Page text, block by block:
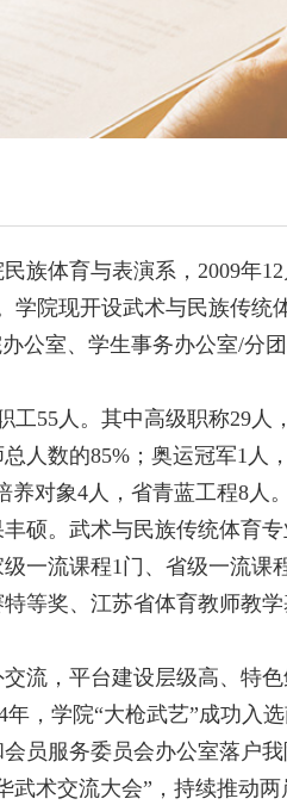
族体育与表演系，2009年
学院现开设武术与民族传
公室、学生事务办公室/分
工55人。其中高级职称29
人数的85%；奥运冠军1
对象4人，省青蓝工程8人。
硕。武术与民族传统体育
一流课程1门、省级一流
等奖、江苏省体育教师教
流，平台建设层级高、特
年，学院“大枪武艺”成功
员服务委员会办公室落户
术交流大会”，持续推动